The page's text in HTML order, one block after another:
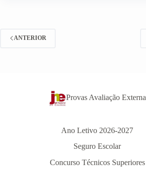
ANTERIOR
Provas Avaliação Externa
Ano Letivo 2026-2027
Seguro Escolar
Concurso Técnicos Superiores